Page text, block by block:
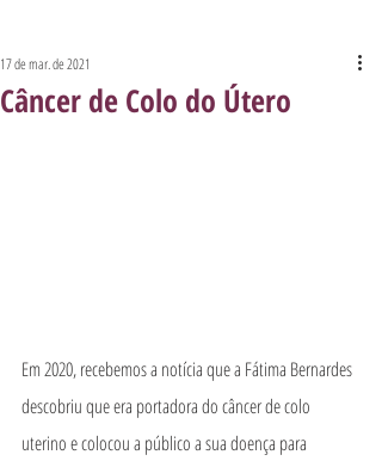
Câncer de Colo do Útero
17 de mar. de 2021
Em 2020, recebemos a notícia que a Fátima Bernardes
descobriu que era portadora do câncer de colo
uterino e colocou a público a sua doença para